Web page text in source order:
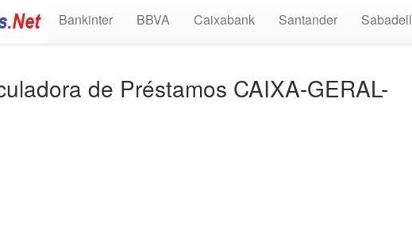
Bankinter BBVA Caixabank Santander Sabadell
de Préstamos CAIXA-GERAL-